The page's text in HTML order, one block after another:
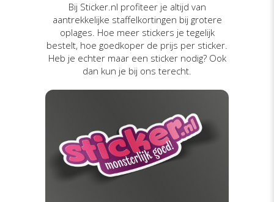
Bij Sticker.nl profiteer je altijd van
aantrekkelijke staffelkortingen bij grotere
oplages. Hoe meer stickers je tegelijk
bestelt, hoe goedkoper de prijs per sticker.
Heb je echter maar een sticker nodig? Ook
dan kun je bij ons terecht.